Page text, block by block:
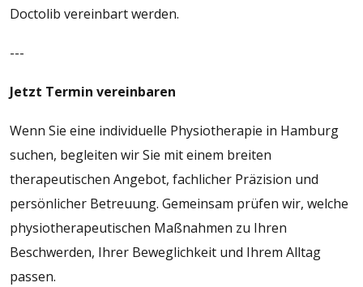
Doctolib vereinbart werden.
---
Jetzt Termin vereinbaren
Wenn Sie eine individuelle Physiotherapie in Hamburg
suchen, begleiten wir Sie mit einem breiten
therapeutischen Angebot, fachlicher Präzision und
persönlicher Betreuung. Gemeinsam prüfen wir, welche
physiotherapeutischen Maßnahmen zu Ihren
Beschwerden, Ihrer Beweglichkeit und Ihrem Alltag
passen.